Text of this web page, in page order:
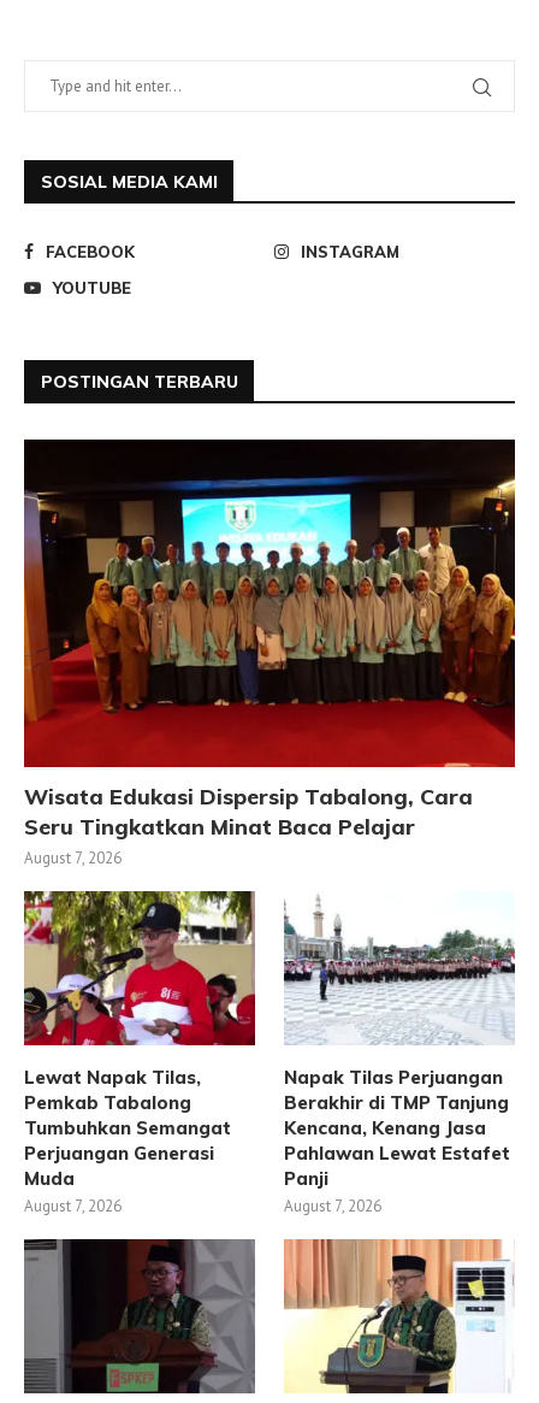
SOSIAL MEDIA KAMI
FACEBOOK
INSTAGRAM
YOUTUBE
POSTINGAN TERBARU
Wisata Edukasi Dispersip Tabalong, Cara
Seru Tingkatkan Minat Baca Pelajar
August 7, 2026
Lewat Napak Tilas,
Pemkab Tabalong
Tumbuhkan Semangat
Perjuangan Generasi
Muda
August 7, 2026
Napak Tilas Perjuangan
Berakhir di TMP Tanjung
Kencana, Kenang Jasa
Pahlawan Lewat Estafet
Panji
August 7, 2026